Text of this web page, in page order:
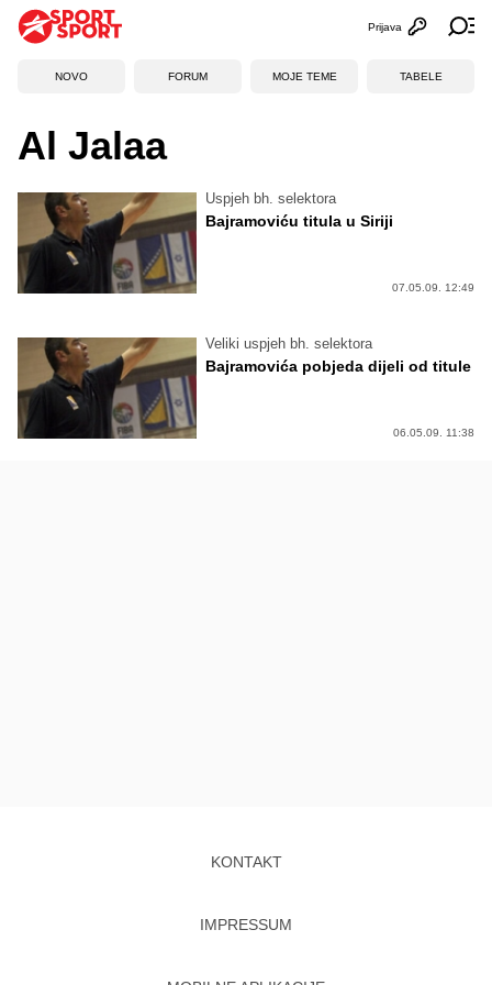
Otvori
Prijava
NOVO FORUM MOJE TEME TABELE
Al Jalaa
Uspjeh bh. selektora
Bajramoviću titula u Siriji
07.05.09. 12:49
Veliki uspjeh bh. selektora
Bajramovića pobjeda dijeli od titule
06.05.09. 11:38
KONTAKT
IMPRESSUM